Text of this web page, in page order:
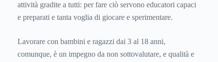
attività gradite a tutti: per fare ciò servono educatori capaci
e preparati e tanta voglia di giocare e sperimentare.
Lavorare con bambini e ragazzi dai 3 al 18 anni,
comunque, è un impegno da non sottovalutare, e qualità e